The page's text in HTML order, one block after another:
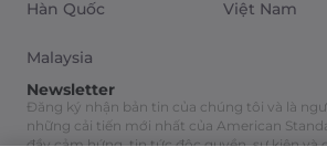
Hàn Quốc
Malaysia
Việt Nam
Newsletter
Đăng ký nhận bản tin của chúng tôi và là
những cải tiến mới nhất của American